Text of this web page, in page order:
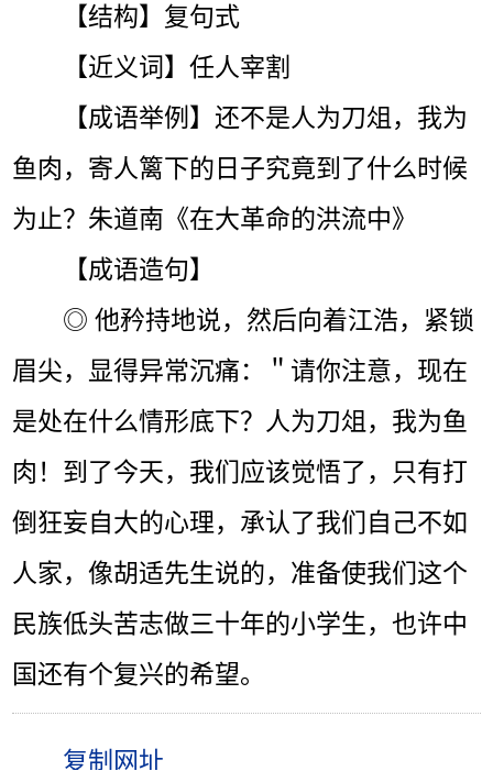
【结构】复句式
【近义词】任人宰割
【成语举例】还不是人为刀俎，我为
鱼肉，寄人篱下的日子究竟到了什么时候
为止？朱道南《在大革命的洪流中》
【成语造句】
◎ 他矜持地说，然后向着江浩，紧锁
眉尖，显得异常沉痛：＂请你注意，现在
是处在什么情形底下？人为刀俎，我为鱼
肉！到了今天，我们应该觉悟了，只有打
倒狂妄自大的心理，承认了我们自己不如
人家，像胡适先生说的，准备使我们这个
民族低头苦志做三十年的小学生，也许中
国还有个复兴的希望。